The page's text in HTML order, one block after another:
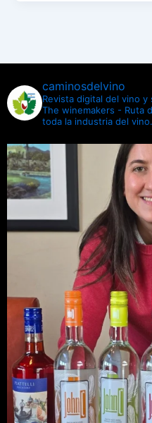
caminosdelvino
Revista digital del vino
The winemakers - Ruta
toda la industria del vino.